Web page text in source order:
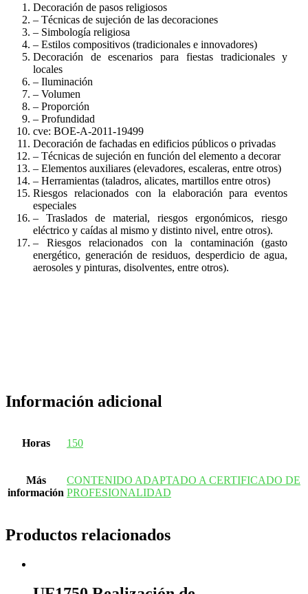
Decoración de pasos religiosos
– Técnicas de sujeción de las decoraciones
– Simbología religiosa
– Estilos compositivos (tradicionales e innovadores)
Decoración de escenarios para fiestas tradicionales y
locales
– Iluminación
– Volumen
– Proporción
– Profundidad
cve: BOE-A-2011-19499
Decoración de fachadas en edificios públicos o privadas
– Técnicas de sujeción en función del elemento a decorar
– Elementos auxiliares (elevadores, escaleras, entre otros)
– Herramientas (taladros, alicates, martillos entre otros)
Riesgos relacionados con la elaboración para eventos
especiales
– Traslados de material, riesgos ergonómicos, riesgo
eléctrico y caídas al mismo y distinto nivel, entre otros).
– Riesgos relacionados con la contaminación (gasto
energético, generación de residuos, desperdicio de agua,
aerosoles y pinturas, disolventes, entre otros).
Información adicional
Horas 150
Más
información
CONTENIDO ADAPTADO A CERTIFICADO DE
PROFESIONALIDAD
Productos relacionados